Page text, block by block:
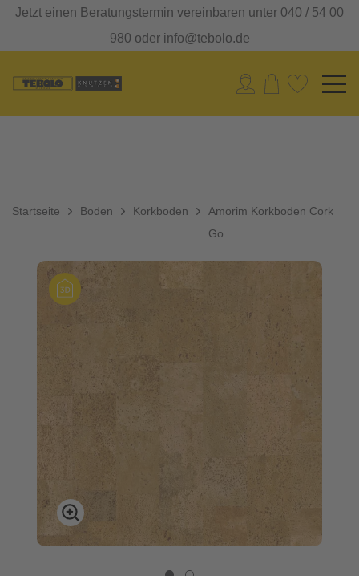
Jetzt einen Beratungstermin vereinbaren unter 040 / 54 00
980 oder info@tebolo.de
Startseite Boden Korkboden
Amorim Korkboden Cork
Go